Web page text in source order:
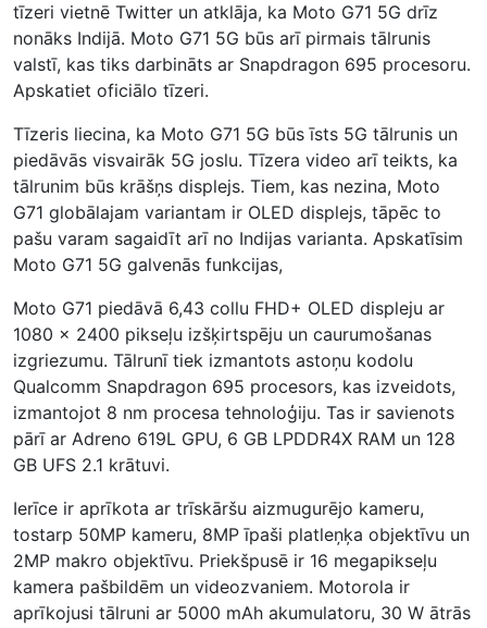
tīzeri vietnē Twitter un atklāja, ka Moto G71 5G drīz
nonāks Indijā. Moto G71 5G būs arī pirmais tālrunis
valstī, kas tiks darbināts ar Snapdragon 695 procesoru.
Apskatiet oficiālo tīzeri.
Tīzeris liecina, ka Moto G71 5G būs īsts 5G tālrunis un
piedāvās visvairāk 5G joslu. Tīzera video arī teikts, ka
tālrunim būs krāšņs displejs. Tiem, kas nezina, Moto
G71 globālajam variantam ir OLED displejs, tāpēc to
pašu varam sagaidīt arī no Indijas varianta. Apskatīsim
Moto G71 5G galvenās funkcijas,
Moto G71 piedāvā 6,43 collu FHD+ OLED displeju ar
1080 x 2400 pikseļu izšķirtspēju un caurumošanas
izgriezumu. Tālrunī tiek izmantots astoņu kodolu
Qualcomm Snapdragon 695 procesors, kas izveidots,
izmantojot 8 nm procesa tehnoloģiju. Tas ir savienots
pārī ar Adreno 619L GPU, 6 GB LPDDR4X RAM un 128
GB UFS 2.1 krātuvi.
Ierīce ir aprīkota ar trīskāršu aizmugurējo kameru,
tostarp 50MP kameru, 8MP īpaši platleņķa objektīvu un
2MP makro objektīvu. Priekšpusē ir 16 megapikseļu
kamera pašbildēm un videozvaniem. Motorola ir
aprīkojusi tālruni ar 5000 mAh akumulatoru, 30 W ātrās